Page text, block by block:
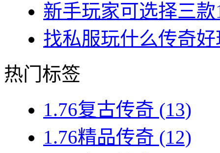
新手玩家可选择三款
找私服玩什么传奇好
热门标签
1.76复古传奇 (13)
1.76精品传奇 (12)